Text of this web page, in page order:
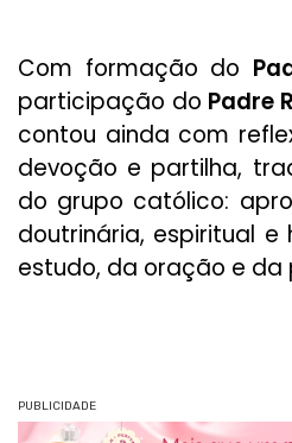
Com formação do
participação do Padre
contou ainda com
devoção e partilha,
do grupo católico:
doutrinária, espiritual
estudo, da oração e da
PUBLICIDADE